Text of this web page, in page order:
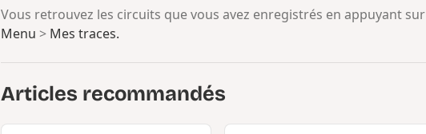
Vous retrouvez les circuits que vous avez enregistrés en appuyant sur
Menu > Mes traces.
Articles recommandés